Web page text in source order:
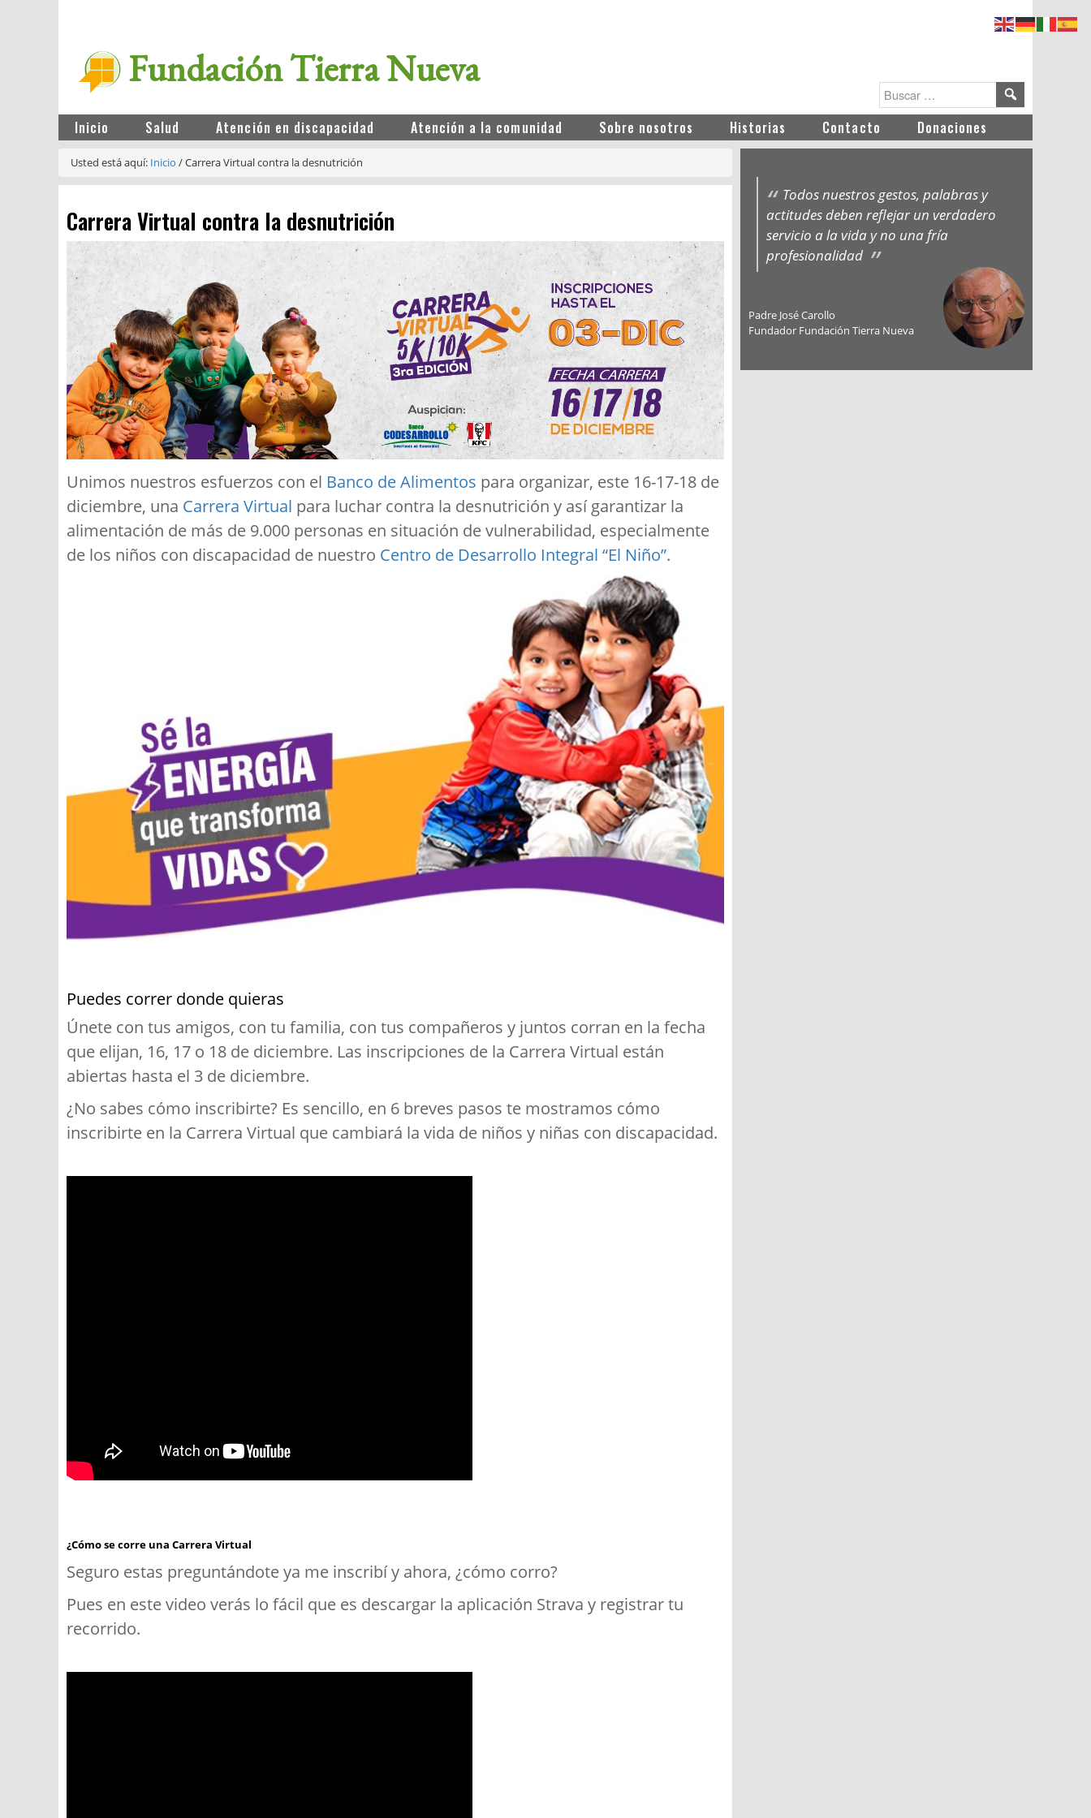
Fundación Tierra Nueva
Inicio Salud Atención en discapacidad Atención a la comunidad Sobre nosotros Historias Contacto Donaciones
Usted está aquí: Inicio /Carrera Virtual contra la desnutrición
Carrera Virtual contra la desnutrición
Unimos nuestros esfuerzos con el Banco de Alimentos para organizar, este 16-17-18 de
diciembre, una Carrera Virtual para luchar contra la desnutrición y así garantizar la
alimentación de más de 9.000 personas en situación de vulnerabilidad, especialmente
de los niños con discapacidad de nuestro Centro de Desarrollo Integral “El Niño”.
Puedes correr donde quieras
Únete con tus amigos, con tu familia, con tus compañeros y juntos corran en la fecha
que elijan, 16, 17 o 18 de diciembre. Las inscripciones de la Carrera Virtual están
abiertas hasta el 3 de diciembre.
¿No sabes cómo inscribirte? Es sencillo, en 6 breves pasos te mostramos cómo
inscribirte en la Carrera Virtual que cambiará la vida de niños y niñas con discapacidad.
¿Cómo se corre una Carrera Virtual
Seguro estas preguntándote ya me inscribí y ahora, ¿cómo corro?
Pues en este video verás lo fácil que es descargar la aplicación Strava y registrar tu
recorrido.
Todos nuestros gestos, palabras y
actitudes deben reflejar un verdadero
servicio a la vida y no una fría
profesionalidad
Padre José Carollo
Fundador Fundación Tierra Nueva